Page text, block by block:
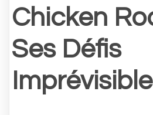
Chicken
Ses Défis